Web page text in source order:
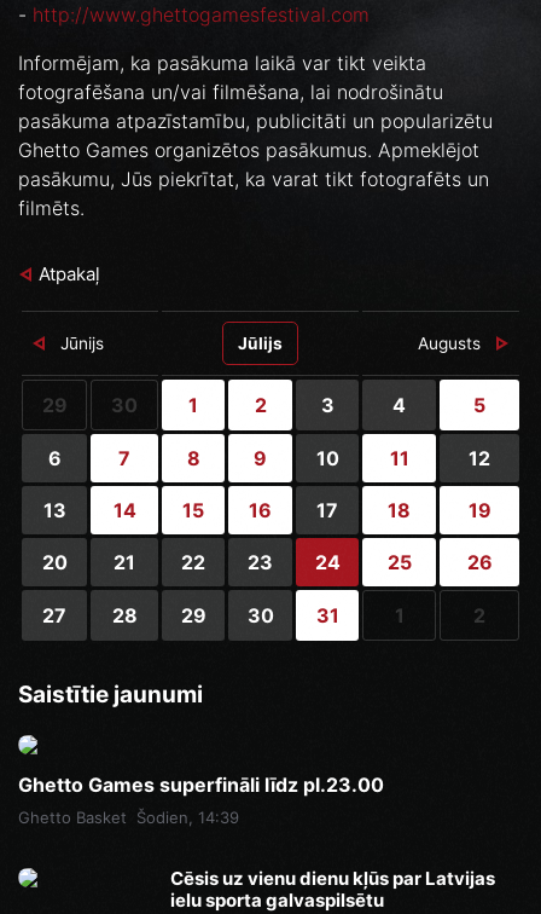
- http://www.ghettogamesfestival.com
Informējam, ka pasākuma laikā var tikt veikta
fotografēšana un/vai filmēšana, lai nodrošinātu
pasākuma atpazīstamību, publicitāti un popularizētu
Ghetto Games organizētos pasākumus. Apmeklējot
pasākumu, Jūs piekrītat, ka varat tikt fotografēts un
filmēts.
Atpakaļ
Jūnijs Jūlijs Augusts
29 30 1 2 3 4 5
6 7 8 9 10 11 12
13 14 15 16 17 18 19
20 21 22 23 24 25 26
27 28 29 30 31 1 2
Saistītie jaunumi
Ghetto Games superfināli līdz pl.23.00
Ghetto Basket Šodien, 14:39
Cēsis uz vienu dienu kļūs par Latvijas
ielu sporta galvaspilsētu